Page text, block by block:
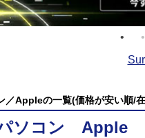
／Appleの一覧(価格が安い順/
ソコン Apple